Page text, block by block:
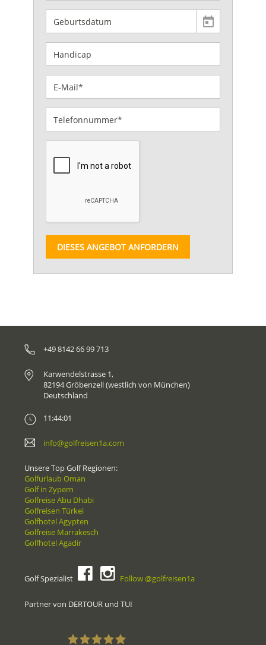
DIESES ANGEBOT ANFORDERN
+49 8142 66 99 713
Karwendelstrasse 1,
82194 Gröbenzell (westlich von München)
Deutschland
11:44:01
info@golfreisen1a.com
Unsere Top Golf Regionen:
Golfurlaub Oman
Golf in Zypern
Golfreise Abu Dhabi
Golfreisen Türkei
Golfhotel Ägypten
Golfreise Marrakesch
Golfhotel Agadir
Golf Spezialist Follow @golfreisen1a
Partner von DERTOUR und TUI